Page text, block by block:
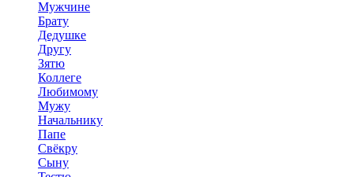
Мужчине
Брату
Дедушке
Другу
Зятю
Коллеге
Любимому
Мужу
Начальнику
Папе
Свёкру
Сыну